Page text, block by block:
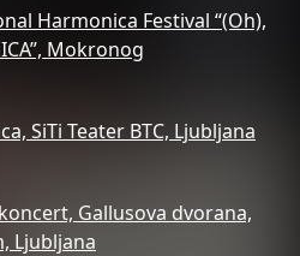
​Harmonica Festival ​“(Oh),
Mokronog
SiTi Teater BTC, Ljubljana
Gallusova dvorana,
Ljubljana